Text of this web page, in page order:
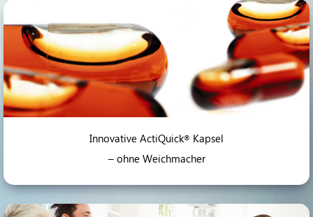
Innovative ActiQuick® Kapsel
– ohne Weichmacher